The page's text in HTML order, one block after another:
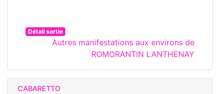
Détail sortie
Autres manifestations aux environs de
ROMORANTIN LANTHENAY
CABARETTO